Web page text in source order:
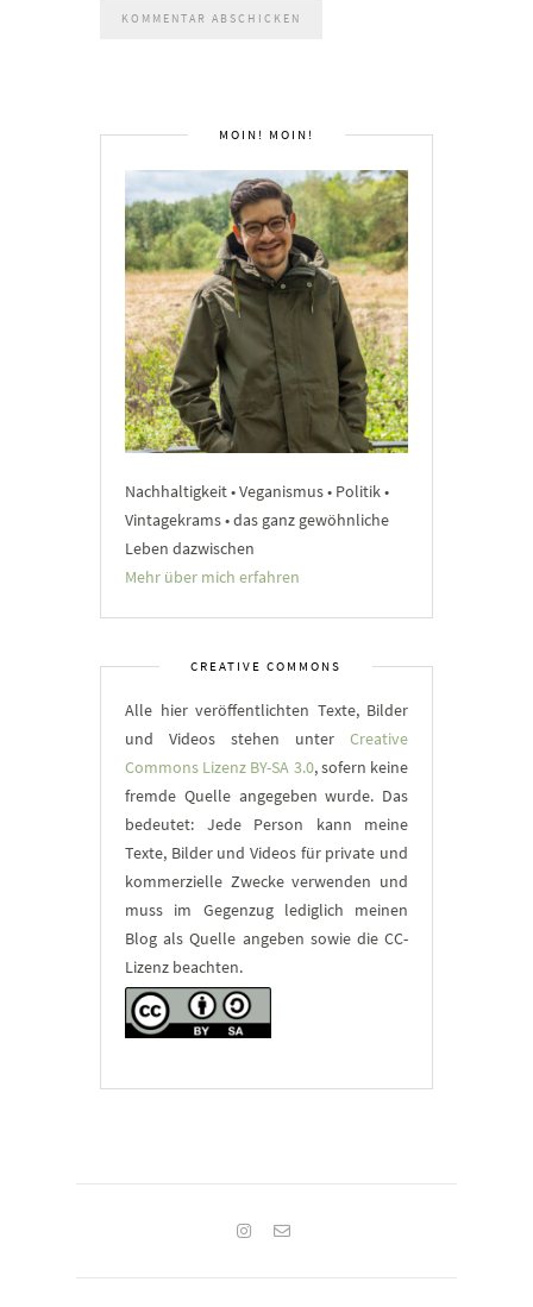
MOIN! MOIN!
Nachhaltigkeit • Veganismus • Politik •
Vintagekrams • das ganz gewöhnliche
Leben dazwischen
Mehr über mich erfahren
CREATIVE COMMONS
Alle hier veröffentlichten Texte, Bilder
und Videos stehen unter Creative
Commons Lizenz BY-SA 3.0, sofern keine
fremde Quelle angegeben wurde. Das
bedeutet: Jede Person kann meine
Texte, Bilder und Videos für private und
kommerzielle Zwecke verwenden und
muss im Gegenzug lediglich meinen
Blog als Quelle angeben sowie die CC-
Lizenz beachten.